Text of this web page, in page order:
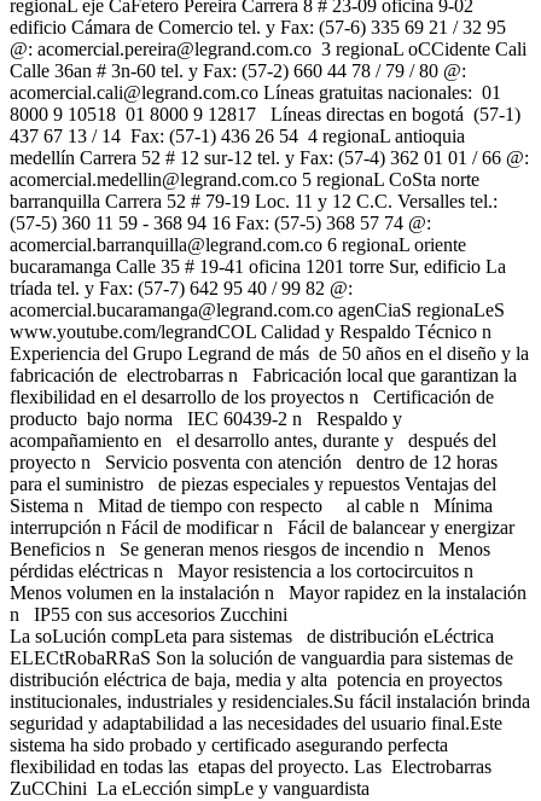
regionaL eje CaFetero Pereira Carrera 8 # 23-09 oficina 9-02
edificio Cámara de Comercio tel. y Fax: (57-6) 335 69 21 / 32 95
@: acomercial.pereira@legrand.com.co 3 regionaL oCCidente Cali
Calle 36an # 3n-60 tel. y Fax: (57-2) 660 44 78 / 79 / 80 @:
acomercial.cali@legrand.com.co Líneas gratuitas nacionales: 01
8000 9 10518 01 8000 9 12817 Líneas directas en bogotá (57-1)
437 67 13 / 14 Fax: (57-1) 436 26 54 4 regionaL antioquia
medellín Carrera 52 # 12 sur-12 tel. y Fax: (57-4) 362 01 01 / 66 @:
acomercial.medellin@legrand.com.co 5 regionaL CoSta norte
barranquilla Carrera 52 # 79-19 Loc. 11 y 12 C.C. Versalles tel.:
(57-5) 360 11 59 - 368 94 16 Fax: (57-5) 368 57 74 @:
acomercial.barranquilla@legrand.com.co 6 regionaL oriente
bucaramanga Calle 35 # 19-41 oficina 1201 torre Sur, edificio La
tríada tel. y Fax: (57-7) 642 95 40 / 99 82 @:
acomercial.bucaramanga@legrand.com.co agenCiaS regionaLeS
www.youtube.com/legrandCOL Calidad y Respaldo Técnico n
Experiencia del Grupo Legrand de más de 50 años en el diseño y la
fabricación de electrobarras n Fabricación local que garantizan la
flexibilidad en el desarrollo de los proyectos n Certificación de
producto bajo norma IEC 60439-2 n Respaldo y
acompañamiento en el desarrollo antes, durante y después del
proyecto n Servicio posventa con atención dentro de 12 horas
para el suministro de piezas especiales y repuestos Ventajas del
Sistema n Mitad de tiempo con respecto al cable n Mínima
interrupción n Fácil de modificar n Fácil de balancear y energizar
Beneficios n Se generan menos riesgos de incendio n Menos
pérdidas eléctricas n Mayor resistencia a los cortocircuitos n
Menos volumen en la instalación n Mayor rapidez en la instalación
n IP55 con sus accesorios Zucchini
La soLución compLeta para sistemas de distribución eLéctrica
ELECtRobaRRaS Son la solución de vanguardia para sistemas de
distribución eléctrica de baja, media y alta potencia en proyectos
institucionales, industriales y residenciales.Su fácil instalación brinda
seguridad y adaptabilidad a las necesidades del usuario final.Este
sistema ha sido probado y certificado asegurando perfecta
flexibilidad en todas las etapas del proyecto. Las Electrobarras
ZuCChini La eLección simpLe y vanguardista